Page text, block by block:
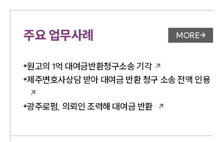
주요 업무사례 업무사례
MORE
원고의 1억 대여금반환청구소송 기각
제주변호사상담 받아 대여금 반환 청구 소송 전액 인용
광주로펌, 의뢰인 조력해 대여금 반환